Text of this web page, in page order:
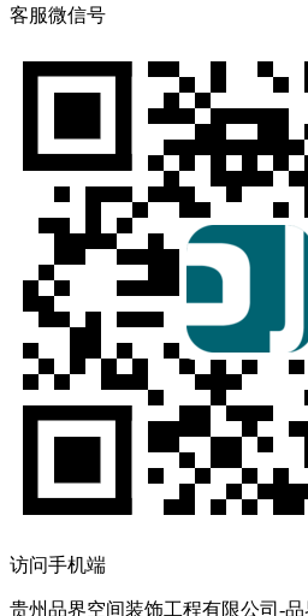
客服微信号
访问手机端
贵州品界空间装饰工程有限公司-